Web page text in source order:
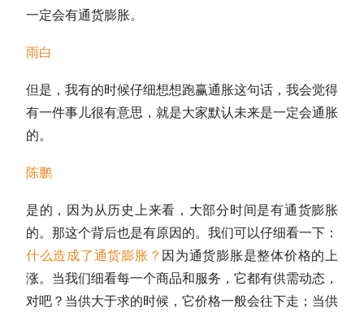
一定会有通货膨胀。
雨白
但是，我有的时候仔细想想跑赢通胀这句话，我会觉得
有一件事儿很有意思，就是大家默认未来是一定会通胀
的。
陈鹏
是的，因为从历史上来看，大部分时间是有通货膨胀
的。那这个背后也是有原因的。我们可以仔细看一下：
什么造成了通货膨胀？ 因为通货膨胀是整体价格的上
涨。当我们细看每一个商品和服务，它都有供需动态，
对吧？当供大于求的时候，它价格一般会往下走；当供